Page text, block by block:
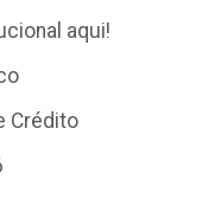
aqui!
Crédito